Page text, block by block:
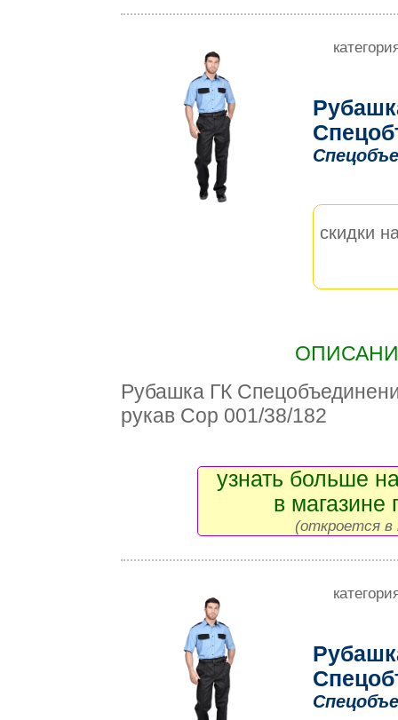
скидки
Рубашка ГК
рукав Сор 001/38/182
узнать больше
в магазине
(откроется в